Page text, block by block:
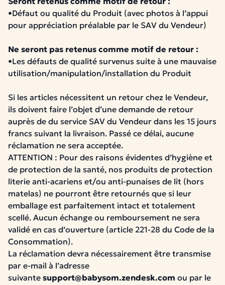
•Défaut ou qualité du Produit (avec photos à l’appui
pour appréciation préalable par le SAV du Vendeur)
Ne seront pas retenus comme motif de retour :
•Les défauts de qualité survenus suite à une mauvaise
utilisation/manipulation/installation du Produit
Si les articles nécessitent un retour chez le Vendeur,
ils doivent faire l’objet d’une demande de retour
auprès de du service SAV du Vendeur dans les 15 jours
francs suivant la livraison. Passé ce délai, aucune
réclamation ne sera acceptée.
ATTENTION : Pour des raisons évidentes d’hygiène et
de protection de la santé, nos produits de protection
literie anti-acariens et/ou anti-punaises de lit (hors
matelas) ne pourront être retournés que si leur
emballage est parfaitement intact et totalement
scellé. Aucun échange ou remboursement ne sera
validé en cas d’ouverture (article 221-28 du Code de la
Consommation).
La réclamation devra nécessairement être transmise
par e-mail à l’adresse
suivante support@babysom.zendesk.com ou par le